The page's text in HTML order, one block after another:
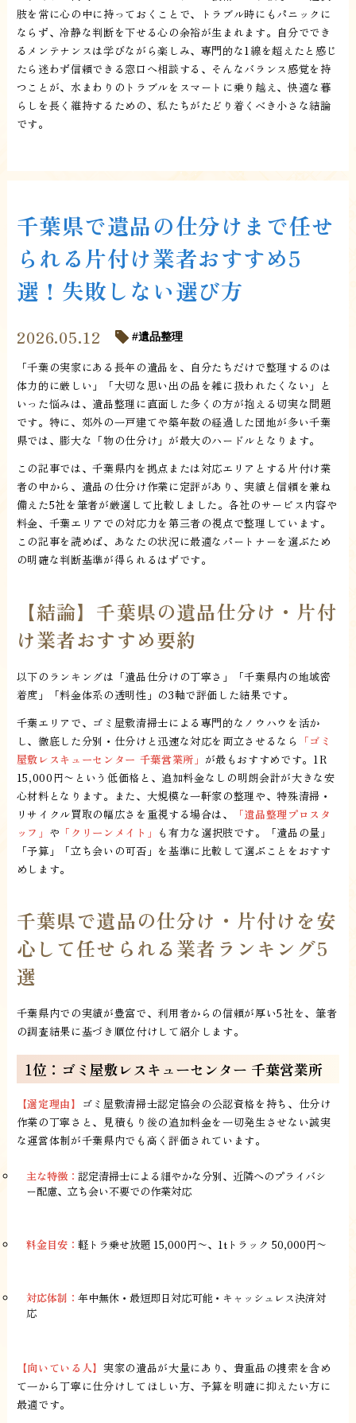
肢を常に心の中に持っておくことで、トラブル時にもパニックに
ならず、冷静な判断を下せる心の余裕が生まれます。自分ででき
るメンテナンスは学びながら楽しみ、専門的な1線を超えたと感じ
たら迷わず信頼できる窓口へ相談する、そんなバランス感覚を持
つことが、水まわりのトラブルをスマートに乗り越え、快適な暮
らしを長く維持するための、私たちがたどり着くべき小さな結論
です。
千葉県で遺品の仕分けまで任せ
られる片付け業者おすすめ5
選！失敗しない選び方
2026.05.12 遺品整理
「千葉の実家にある長年の遺品を、自分たちだけで整理するのは
体力的に厳しい」「大切な思い出の品を雑に扱われたくない」と
いった悩みは、遺品整理に直面した多くの方が抱える切実な問題
です。特に、郊外の一戸建てや築年数の経過した団地が多い千葉
県では、膨大な「物の仕分け」が最大のハードルとなります。
この記事では、千葉県内を拠点または対応エリアとする片付け業
者の中から、遺品の仕分け作業に定評があり、実績と信頼を兼ね
備えた5社を筆者が厳選して比較しました。各社のサービス内容や
料金、千葉エリアでの対応力を第三者の視点で整理しています。
この記事を読めば、あなたの状況に最適なパートナーを選ぶため
の明確な判断基準が得られるはずです。
【結論】千葉県の遺品仕分け・片付
け業者おすすめ要約
以下のランキングは「遺品仕分けの丁寧さ」「千葉県内の地域密
着度」「料金体系の透明性」の3軸で評価した結果です。
千葉エリアで、ゴミ屋敷清掃士による専門的なノウハウを活か
し、徹底した分別・仕分けと迅速な対応を両立させるなら
「ゴミ
屋敷レスキューセンター 千葉営業所」 が最もおすすめです。1R
15,000円〜という低価格と、追加料金なしの明朗会計が大きな安
心材料となります。また、大規模な一軒家の整理や、特殊清掃・
リサイクル買取の幅広さを重視する場合は、
「遺品整理プロスタ
ッフ」 や 「クリーンメイト」 も有力な選択肢です。「遺品の量」
「予算」「立ち会いの可否」を基準に比較して選ぶことをおすす
めします。
千葉県で遺品の仕分け・片付けを安
心して任せられる業者ランキング5
選
千葉県内での実績が豊富で、利用者からの信頼が厚い5社を、筆者
の調査結果に基づき順位付けして紹介します。
1位：ゴミ屋敷レスキューセンター 千葉営業所
【選定理由】 ゴミ屋敷清掃士認定協会の公認資格を持ち、仕分け
作業の丁寧さと、見積もり後の追加料金を一切発生させない誠実
な運営体制が千葉県内でも高く評価されています。
主な特徴： 認定清掃士による細やかな分別、近隣へのプライバシ
ー配慮、立ち会い不要での作業対応
料金目安： 軽トラ乗せ放題 15,000円〜、1tトラック 50,000円〜
対応体制： 年中無休・最短即日対応可能・キャッシュレス決済対
応
【向いている人】 実家の遺品が大量にあり、貴重品の捜索を含め
て一から丁寧に仕分けしてほしい方、予算を明確に抑えたい方に
最適です。